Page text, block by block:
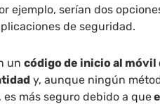
ejemplo, serían dos
de seguridad.
uncódigo de inicio al móvil
y, aunque ningún
más seguro debido a que